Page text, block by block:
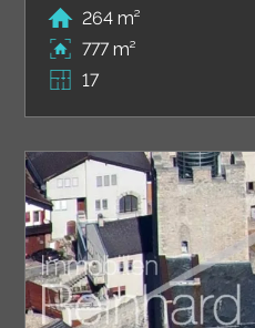
264 m²
777 m²
17